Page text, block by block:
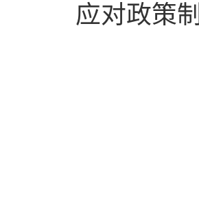
应对政策